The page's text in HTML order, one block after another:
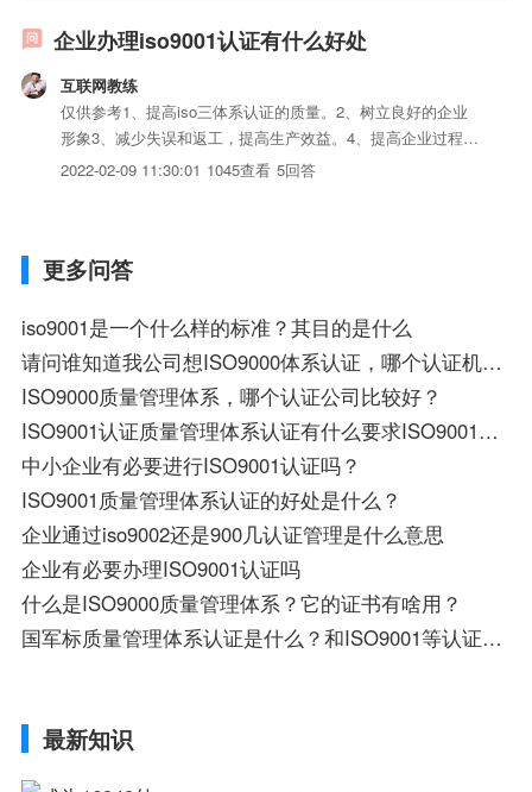
企业办理iso9001认证有什么好处
互联网教练
仅供参考1、提高iso三体系认证的质量。2、树立良好的企业
形象3、减少失误和返工，提高生产效益。4、提高企业过程管
理水平。5、国际贸易的通行政。6、提高员工素质7、持续改
2022-02-09 11:30:01 1045查看 5回答
更多问答
iso9001是一个什么样的标准？其目的是什么
请问谁知道我公司想ISO9000体系认证，哪个认证机构可以啊求大神解答急急急啊？
ISO9000质量管理体系，哪个认证公司比较好？
ISO9001认证质量管理体系认证有什么要求ISO9001认证质量管理体系认证有什么要求
中小企业有必要进行ISO9001认证吗？
ISO9001质量管理体系认证的好处是什么？
企业通过iso9002还是900几认证管理是什么意思
企业有必要办理ISO9001认证吗
什么是ISO9000质量管理体系？它的证书有啥用？
国军标质量管理体系认证是什么？和ISO9001等认证有什么区别联系？
最新知识